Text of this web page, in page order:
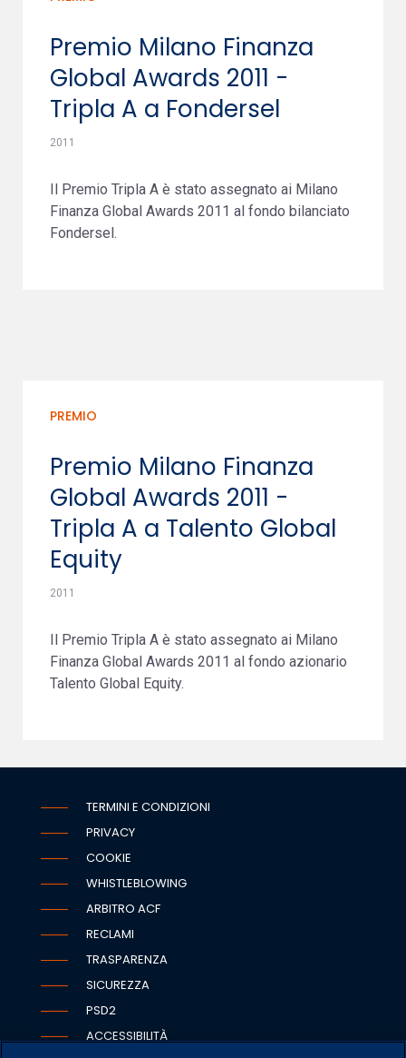
Premio Milano Finanza
Global Awards 2011 -
Tripla A a Fondersel
2011
Il Premio Tripla A è stato assegnato ai Milano
Finanza Global Awards 2011 al fondo bilanciato
Fondersel.
PREMIO
Premio Milano Finanza
Global Awards 2011 -
Tripla A a Talento Global
Equity
2011
Il Premio Tripla A è stato assegnato ai Milano
Finanza Global Awards 2011 al fondo azionario
Talento Global Equity.
TERMINI E CONDIZIONI
PRIVACY
COOKIE
WHISTLEBLOWING
ARBITRO ACF
RECLAMI
TRASPARENZA
SICUREZZA
PSD2
ACCESSIBILITÀ